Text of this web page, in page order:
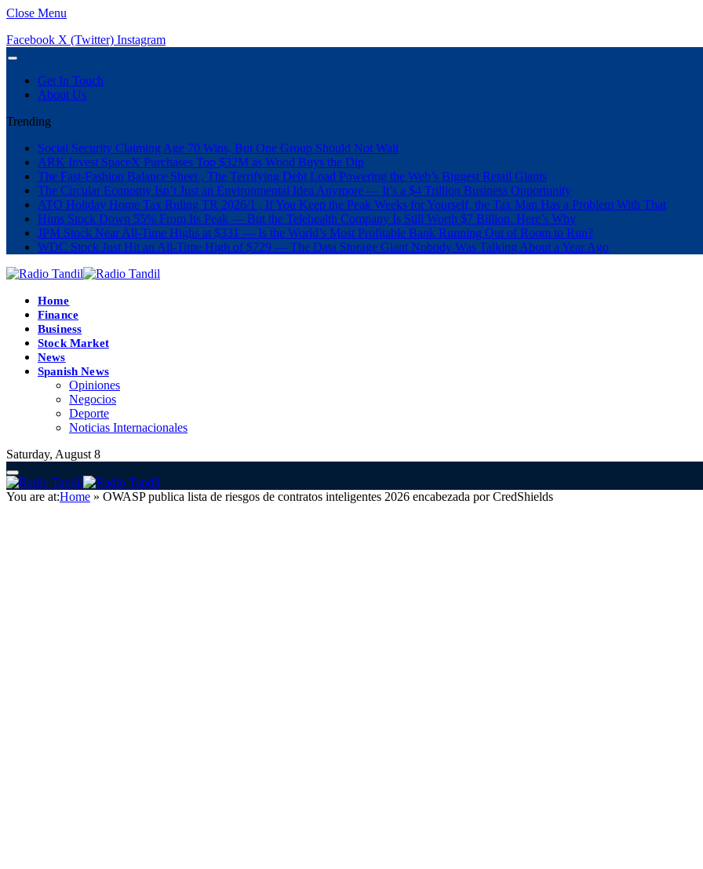
Close Menu
Facebook X (Twitter) Instagram
Get In Touch
About Us
Trending
Social Security Claiming Age 70 Wins, But One Group Should Not Wait
ARK Invest SpaceX Purchases Top $32M as Wood Buys the Dip
The Fast-Fashion Balance Sheet , The Terrifying Debt Load Powering the Web’s Biggest Retail Giants
The Circular Economy Isn’t Just an Environmental Idea Anymore — It’s a $4 Trillion Business Opportunity
ATO Holiday Home Tax Ruling TR 2026/1 , If You Keep the Peak Weeks for Yourself, the Tax Man Has a Problem With That
Hims Stock Down 55% From Its Peak — But the Telehealth Company Is Still Worth $7 Billion. Here’s Why
JPM Stock Near All-Time Highs at $331 — Is the World’s Most Profitable Bank Running Out of Room to Run?
WDC Stock Just Hit an All-Time High of $729 — The Data Storage Giant Nobody Was Talking About a Year Ago
Home
Finance
Business
Stock Market
News
Spanish News
Opiniones
Negocios
Deporte
Noticias Internacionales
Saturday, August 8
You are at:Home » OWASP publica lista de riesgos de contratos inteligentes 2026 encabezada por CredShields